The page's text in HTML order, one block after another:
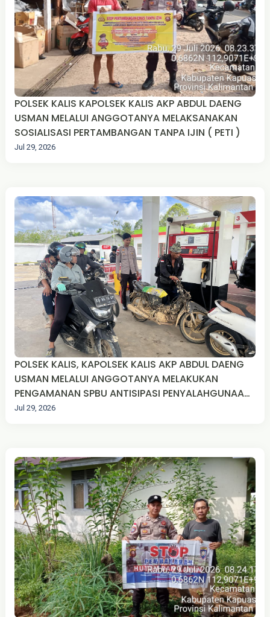
POLSEK KALIS KAPOLSEK KALIS AKP ABDUL DAENG
USMAN MELALUI ANGGOTANYA MELAKSANAKAN
SOSIALISASI PERTAMBANGAN TANPA IJIN ( PETI )
Jul 29, 2026
POLSEK KALIS, KAPOLSEK KALIS AKP ABDUL DAENG
USMAN MELALUI ANGGOTANYA MELAKUKAN
PENGAMANAN SPBU ANTISIPASI PENYALAHGUNAAN
BBM DI DESA TEKUDAK KEC. KALIS KAB. KAPUAS
Jul 29, 2026